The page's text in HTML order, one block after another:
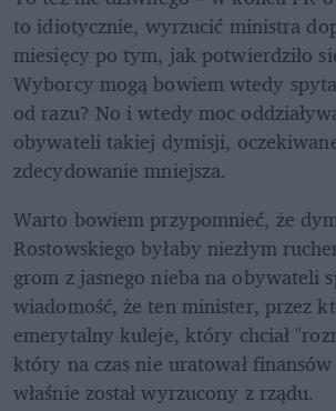
to idiotycznie, wyrzucić ministra
miesięcy po tym, jak potwierdziło
Wyborcy mogą bowiem wtedy
od razu? No i wtedy moc
obywateli takiej dymisji,
zdecydowanie mniejsza.
Warto bowiem przypomnieć, że
Rostowskiego byłaby niezłym
grom z jasnego nieba na obywateli
wiadomość, że ten minister, przez
emerytalny kuleje, który chciał
który na czas nie uratował
właśnie został wyrzucony z rządu.